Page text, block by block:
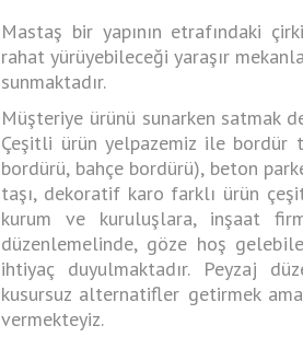
Mastaş bir yapının etrafındaki
rahat yürüyebileceği yaraşır
sunmaktadır.
Müşteriye ürünü sunarken satmak
Çeşitli ürün yelpazemiz ile bordür
bordürü, bahçe bordürü), beton
taşı, dekoratif karo farklı ürün
kurum ve kuruluşlara, inşaat
düzenlemelinde, göze hoş
ihtiyaç duyulmaktadır. Peyzaj
kusursuz alternatifler getirmek
vermekteyiz.